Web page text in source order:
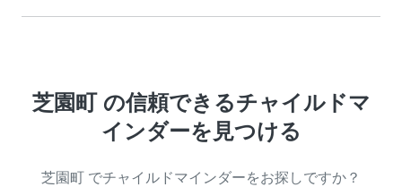
芝園町 の信頼できるチャイルドマ
インダーを見つける
芝園町 でチャイルドマインダーをお探しですか？